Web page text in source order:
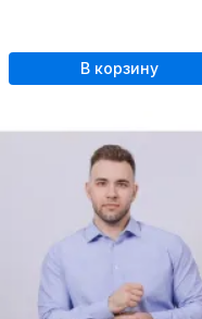
В корзину